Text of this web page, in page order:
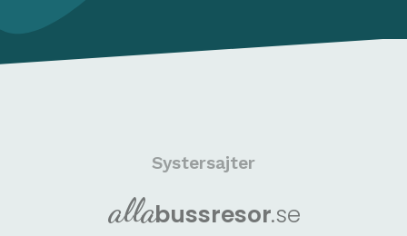
Systersajter
allabussresor.se